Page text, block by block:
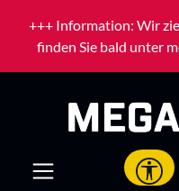
Zum Hauptinhalt springen
+++ Information: Wir
finden Sie bald unter